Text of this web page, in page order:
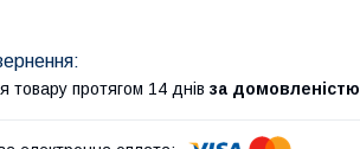
товару протягом 14 днів за домовленістю